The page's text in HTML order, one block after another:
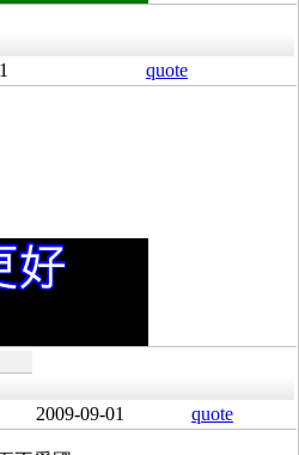
quote
2009-09-01 quote